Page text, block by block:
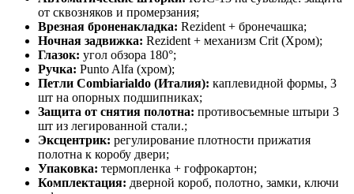
от сквозняков и промерзания;
Врезная броненакладка: Rezident + бронечашка;
Ночная задвижка: Rezident + механизм Crit (Хром);
Глазок: угол обзора 180°;
Ручка: Punto Alfa (хром);
Петли Combiarialdo (Италия): каплевидной формы, 3
шт на опорных подшипниках;
Защита от снятия полотна: противосъемные штыри 3
шт из легированной стали.;
Эксцентрик: регулирование плотности прижатия
полотна к коробу двери;
Упаковка: термопленка + гофрокартон;
Комплектация: дверной короб, полотно, замки, ключи